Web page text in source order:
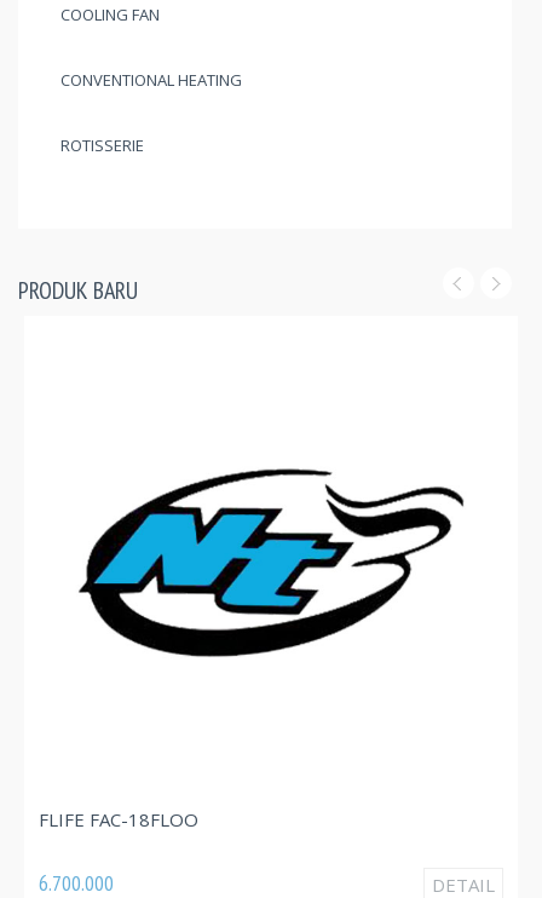
COOLING FAN
CONVENTIONAL HEATING
ROTISSERIE
PRODUK BARU
18FLOO
3.820.000